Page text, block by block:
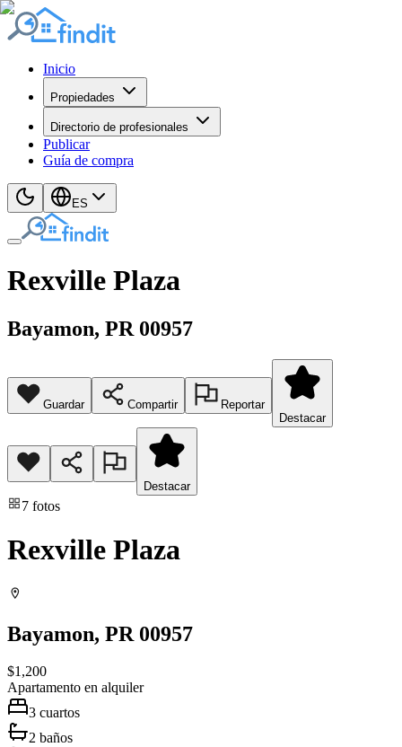
Inicio
Propiedades
Directorio de profesionales
Publicar
Guía de compra
ES
Rexville Plaza
Bayamon, PR 00957
Guardar Compartir
Reportar
Destacar
Destacar
7 fotos
Rexville Plaza
Bayamon, PR 00957
$1,200
Apartamento en alquiler
3 cuartos
2 baños